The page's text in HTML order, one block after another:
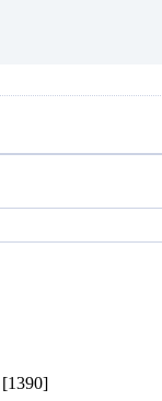
[1390]